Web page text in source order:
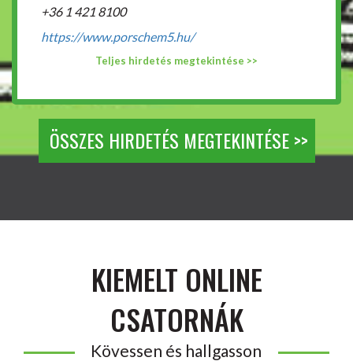
+36 1 421 8100
https://www.porschem5.hu/
Teljes hirdetés megtekintése >>
ÖSSZES HIRDETÉS MEGTEKINTÉSE >>
KIEMELT ONLINE
CSATORNÁK
Kövessen és hallgasson